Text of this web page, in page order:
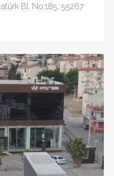
Bl. No:185, 55267